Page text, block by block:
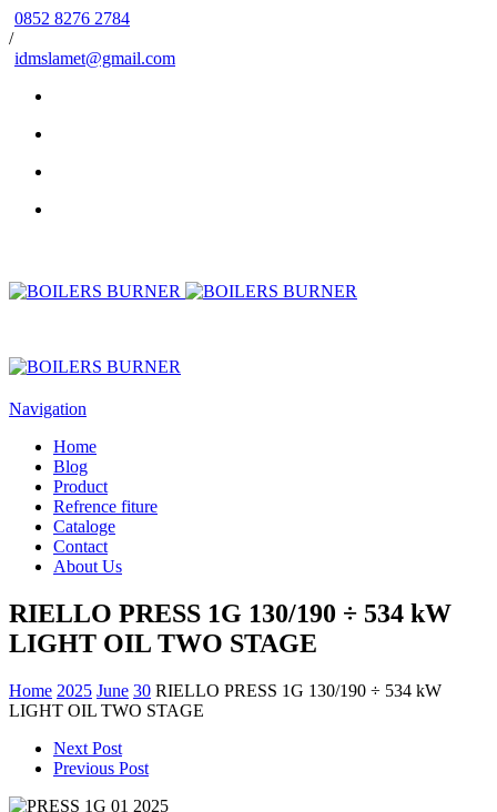
0852 8276 2784
/
idmslamet@gmail.com
Navigation
Home
Blog
Product
Refrence fiture
Cataloge
Contact
About Us
RIELLO PRESS 1G 130/190 ÷ 534 kW
LIGHT OIL TWO STAGE
Home 2025 June 30 RIELLO PRESS 1G 130/190 ÷ 534 kW
LIGHT OIL TWO STAGE
Next Post
Previous Post